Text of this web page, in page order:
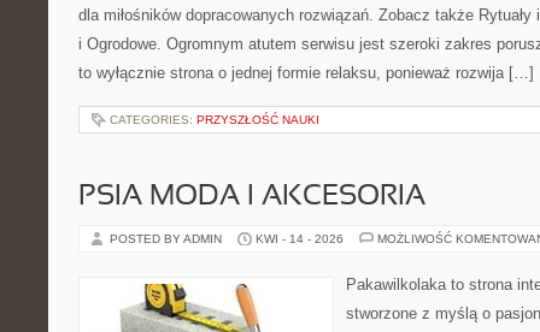
dla miłośników dopracowanych rozwiązań. Zobacz także
i Ogrodowe. Ogromnym atutem serwisu jest szeroki zakres
to wyłącznie strona o jednej formie relaksu, ponieważ rozwija […]
CATEGORIES: PRZYSZŁOŚĆ NAUKI
PSIA MODA I AKCESORIA
POSTED BY ADMIN KWI - 14 - 2026 MOŻLIWOŚĆ
Pakawilkolaka to strona
stworzone z myślą o